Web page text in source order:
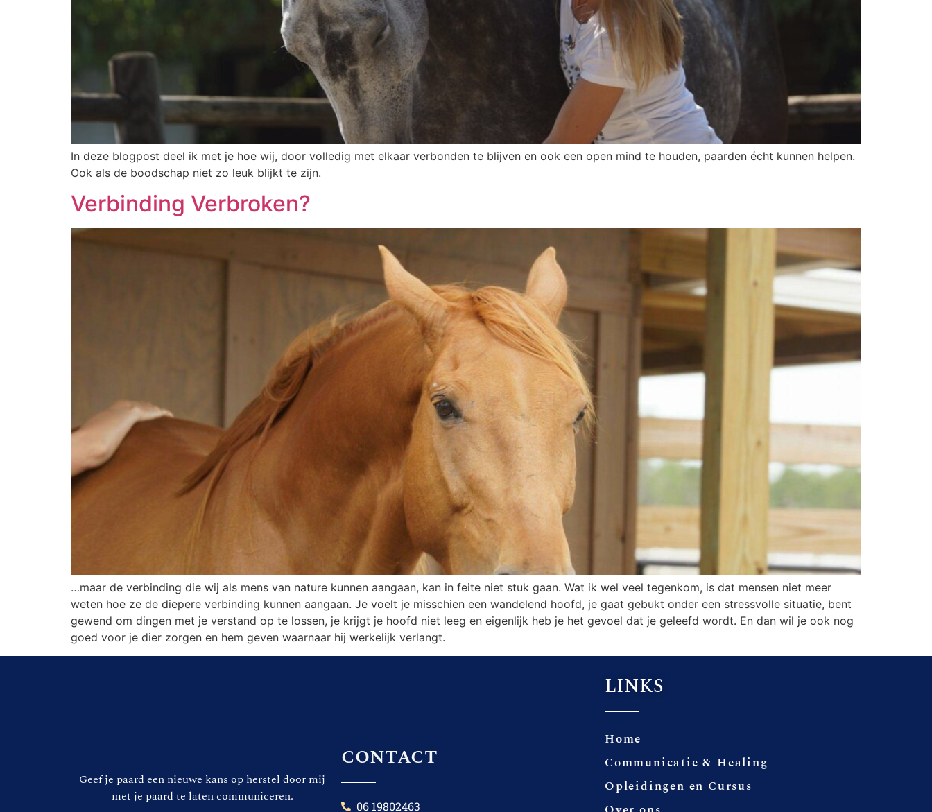
In deze blogpost deel ik met je hoe wij, door volledig met elkaar verbonden te blijven en ook een open mind te houden, paarden écht kunnen helpen.
Ook als de boodschap niet zo leuk blijkt te zijn.
Verbinding Verbroken?
…maar de verbinding die wij als mens van nature kunnen aangaan, kan in feite niet stuk gaan. Wat ik wel veel tegenkom, is dat mensen niet meer
weten hoe ze de diepere verbinding kunnen aangaan. Je voelt je misschien een wandelend hoofd, je gaat gebukt onder een stressvolle situatie, bent
gewend om dingen met je verstand op te lossen, je krijgt je hoofd niet leeg en eigenlijk heb je het gevoel dat je geleefd wordt. En dan wil je ook nog
goed voor je dier zorgen en hem geven waarnaar hij werkelijk verlangt.
Geef je paard een nieuwe kans op herstel door mij
met je paard te laten communiceren.
contact
06 19802463
LINKS
Home
Communicatie & Healing
Opleidingen en Cursus